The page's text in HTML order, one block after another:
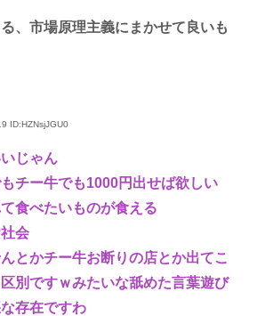
、市場原理主義にまかせて良いも
ID:HZNsjJGU0
じゃん
チー牛でも1000円出せば欲しい
食べたいものが食える
会
とかチー牛お断りの店とか出てこ
別ですｗみたいな舐めた言葉遊び
存在ですわ